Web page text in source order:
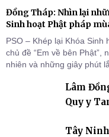
Đồng Tháp: Nhìn lại
Sinh hoạt Phật pháp
PSO – Khép lại Khóa
chủ đề “Em về bên Phật”,
nhiên và những giây phút
Tháp). Những tuần tu
trang quý báu, gieo
Lâm
Quy y
Tây